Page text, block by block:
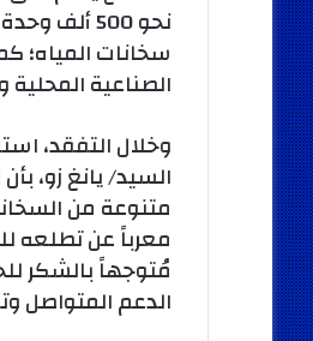
نحو 500
الصناعية
وخلال التفقد،
السيد/ يانغ زو،
متنوعة من
معرباً عن تطلعه
مُتوجهاً بالشكر
الدعم المتواصل